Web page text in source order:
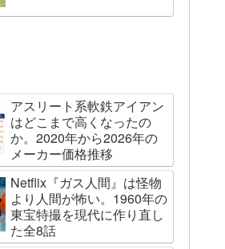
アスリート系軟鉄アイアン
はどこまで高くなったの
か。2020年から2026年の
メーカー価格推移
Netflix『ガス人間』は怪物
より人間が怖い。1960年の
東宝特撮を現代に作り直し
た全8話